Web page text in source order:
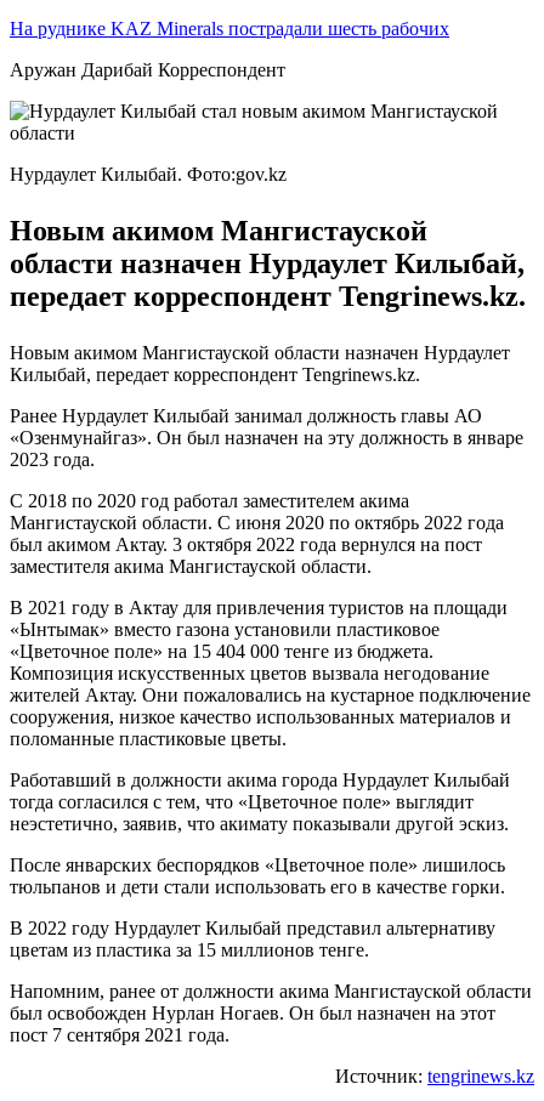
На руднике KAZ Minerals пострадали шесть рабочих
Аружан Дарибай Корреспондент
Нурдаулет Килыбай. Фото:gov.kz
Новым акимом Мангистауской
области назначен Нурдаулет Килыбай,
передает корреспондент Tengrinews.kz.
Новым акимом Мангистауской области назначен Нурдаулет
Килыбай, передает корреспондент Tengrinews.kz.
Ранее Нурдаулет Килыбай занимал должность главы АО
«Озенмунайгаз». Он был назначен на эту должность в январе
2023 года.
С 2018 по 2020 год работал заместителем акима
Мангистауской области. С июня 2020 по октябрь 2022 года
был акимом Актау. 3 октября 2022 года вернулся на пост
заместителя акима Мангистауской области.
В 2021 году в Актау для привлечения туристов на площади
«Ынтымак» вместо газона установили пластиковое
«Цветочное поле» на 15 404 000 тенге из бюджета.
Композиция искусственных цветов вызвала негодование
жителей Актау. Они пожаловались на кустарное подключение
сооружения, низкое качество использованных материалов и
поломанные пластиковые цветы.
Работавший в должности акима города Нурдаулет Килыбай
тогда согласился с тем, что «Цветочное поле» выглядит
неэстетично, заявив, что акимату показывали другой эскиз.
После январских беспорядков «Цветочное поле» лишилось
тюльпанов и дети стали использовать его в качестве горки.
В 2022 году Нурдаулет Килыбай представил альтернативу
цветам из пластика за 15 миллионов тенге.
Напомним, ранее от должности акима Мангистауской области
был освобожден Нурлан Ногаев. Он был назначен на этот
пост 7 сентября 2021 года.
Источник: tengrinews.kz